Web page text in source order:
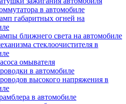
в автомобиле
габаритных огней на
ближнего света на автомобиле
стеклоочистителя в
омывателя
в автомобиле
высокого напряжения в
в автомобиле